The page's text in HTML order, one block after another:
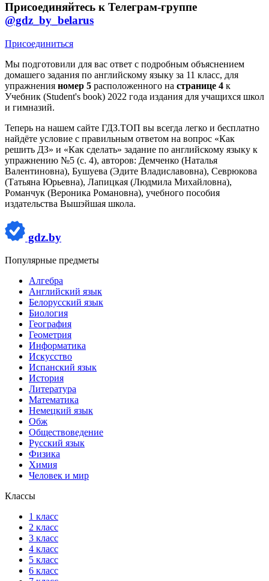
Присоединяйтесь к Телеграм-группе
@gdz_by_belarus
Присоединиться
Мы подготовили для вас ответ c подробным объяснением
домашего задания по английскому языку за 11 класс, для
упражнения номер 5 расположенного на странице 4 к
Учебник (Student's book) 2022 года издания для учащихся школ
и гимназий.
Теперь на нашем сайте ГДЗ.ТОП вы всегда легко и бесплатно
найдёте условие с правильным ответом на вопрос «Как
решить ДЗ» и «Как сделать» задание по английскому языку к
упражнению №5 (с. 4), авторов: Демченко (Наталья
Валентиновна), Бушуева (Эдите Владиславовна), Севрюкова
(Татьяна Юрьевна), Лапицкая (Людмила Михайловна),
Романчук (Вероника Романовна), учебного пособия
издательства Вышэйшая школа.
gdz.by
Популярные предметы
Алгебра
Английский язык
Белорусский язык
Биология
География
Геометрия
Информатика
Искусство
Испанский язык
История
Литература
Математика
Немецкий язык
Обж
Обществоведение
Русский язык
Физика
Химия
Человек и мир
Классы
1 класс
2 класс
3 класс
4 класс
5 класс
6 класс